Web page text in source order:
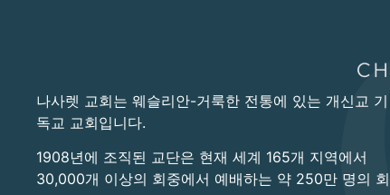
나사렛 교회는 웨슬리안-거룩한 전통에 있는 개신교 기
독교 교회입니다.
1908년에 조직된 교단은 현재 세계 165개 지역에서
30,000개 이상의 회중에서 예배하는 약 250만 명의 회